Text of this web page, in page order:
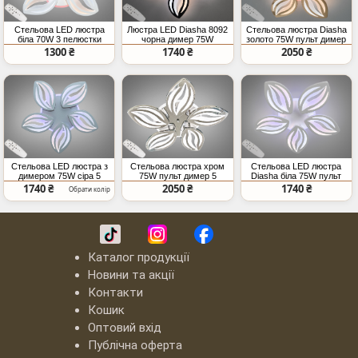
Стельова LED люстра
біла 70W 3 пелюстки
димер
1300 ₴
Люстра LED Diasha 8092
чорна димер 75W
1740 ₴
Стельова люстра Diasha
золото 75W пульт димер
LED
2050 ₴
Стельова LED люстра з
димером 75W сіра 5
модулів
1740 ₴ Обрати колір
Стельова люстра хром
75W пульт димер 5
модулів
2050 ₴
Стельова LED люстра
Diasha біла 75W пульт
димер
1740 ₴
Каталог продукції
Новини та акції
Контакти
Кошик
Оптовий вхід
Публічна оферта